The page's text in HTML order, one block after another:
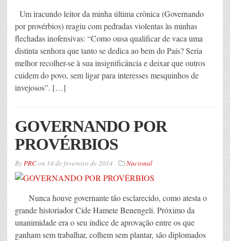
Um iracundo leitor da minha última crônica (Governando
por provérbios) reagiu com pedradas violentas às minhas
flechadas inofensivas: “Como ousa qualificar de vaca uma
distinta senhora que tanto se dedica ao bem do País? Seria
melhor recolher-se à sua insignificância e deixar que outros
cuidem do povo, sem ligar para interesses mesquinhos de
invejosos”. […]
GOVERNANDO POR
PROVÉRBIOS
ByPRCon 14 de fevereiro de 2014 Nacional
Nunca houve governante tão esclarecido, como atesta o
grande historiador Cide Hamete Benengeli. Próximo da
unanimidade era o seu índice de aprovação entre os que
ganham sem trabalhar, colhem sem plantar, são diplomados